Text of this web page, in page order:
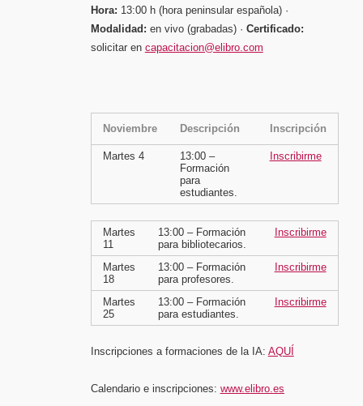
Hora: 13:00 h (hora peninsular española) ·
Modalidad: en vivo (grabadas) · Certificado:
solicitar en capacitacion@elibro.com
Noviembre Descripción Inscripción
Martes 4
13:00 –
Formación
para
estudiantes.
Inscribirme
Martes
11
13:00 – Formación
para bibliotecarios.
Inscribirme
Martes
18
13:00 – Formación
para profesores.
Inscribirme
Martes
25
13:00 – Formación
para estudiantes.
Inscribirme
Inscripciones a formaciones de la IA: AQUÍ
Calendario e inscripciones: www.elibro.es